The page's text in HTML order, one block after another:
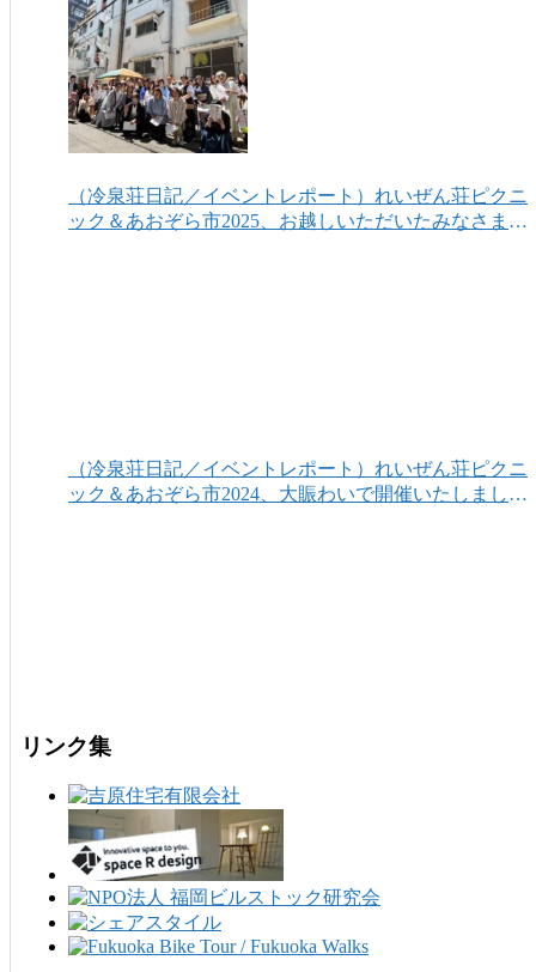
（冷泉荘日記／イベントレポート）れいぜん荘ピクニ
ック＆あおぞら市2025、お越しいただいたみなさまあ
（冷泉荘日記／イベントレポート）れいぜん荘ピクニ
ック＆あおぞら市2024、大賑わいで開催いたしまし
リンク集